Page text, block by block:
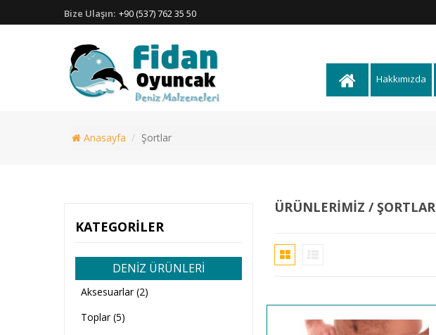
Bize Ulaşın: +90 (537) 762 35 50
Hakkımızda
Anasayfa Şortlar
KATEGORILER
DENİZ ÜRÜNLERİ
Aksesuarlar (2)
Toplar (5)
ÜRÜNLERIMIZ / ŞORTLAR